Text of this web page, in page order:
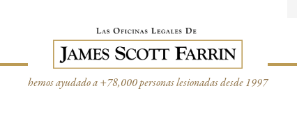
hemos ayudado a +78,000 personas lesionadas desde 1997